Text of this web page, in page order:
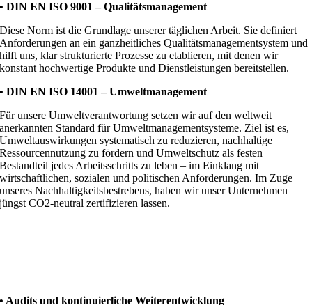
• DIN EN ISO 9001 – Qualitätsmanagement
Diese Norm ist die Grundlage unserer täglichen Arbeit. Sie definiert
Anforderungen an ein ganzheitliches Qualitätsmanagementsystem und
hilft uns, klar strukturierte Prozesse zu etablieren, mit denen wir
konstant hochwertige Produkte und Dienstleistungen bereitstellen.
• DIN EN ISO 14001 – Umweltmanagement
Für unsere Umweltverantwortung setzen wir auf den weltweit
anerkannten Standard für Umweltmanagementsysteme. Ziel ist es,
Umweltauswirkungen systematisch zu reduzieren, nachhaltige
Ressourcennutzung zu fördern und Umweltschutz als festen
Bestandteil jedes Arbeitsschritts zu leben – im Einklang mit
wirtschaftlichen, sozialen und politischen Anforderungen. Im Zuge
unseres Nachhaltigkeitsbestrebens, haben wir unser Unternehmen
jüngst CO2-neutral zertifizieren lassen.
• Audits und kontinuierliche Weiterentwicklung